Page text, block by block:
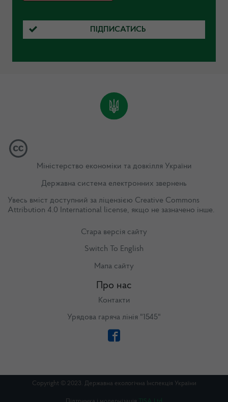
ПІДПИСАТИСЬ
Міністерство економіки та довкілля України
Державна система електронних звернень
Увесь вміст доступний за ліцензією Creative Commons
Attribution 4.0 International license, якщо не зазначено інше.
Стара версія сайту
Switch To English
Мапа сайту
Про нас
Контакти
Урядова гаряча лінія "1545"
Copyright © 2023. Державна екологічна Інспекція України